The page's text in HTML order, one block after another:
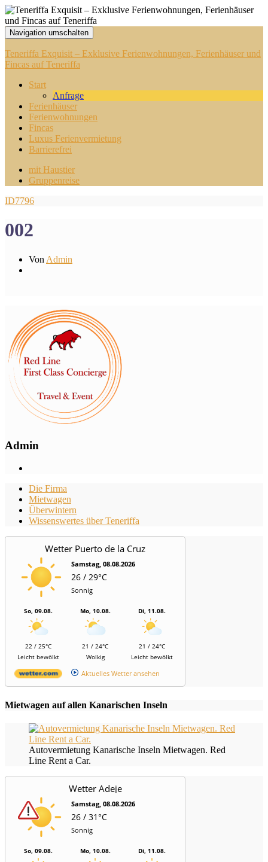
Navigation umschalten
Teneriffa Exquisit – Exklusive Ferienwohnungen, Ferienhäuser und
Fincas auf Teneriffa
Start
Anfrage
Ferienhäuser
Ferienwohnungen
Fincas
Luxus Ferienvermietung
Barrierefrei
mit Haustier
Gruppenreise
ID7796
002
Von Admin
Admin
Die Firma
Mietwagen
Überwintern
Wissenswertes über Teneriffa
Wetter Puerto de la Cruz
Samstag, 08.08.2026
26 / 29°C
Sonnig
So, 09.08.
22 / 25°C
Leicht bewölkt
Mo, 10.08.
21 / 24°C
Wolkig
Di, 11.08.
21 / 24°C
Leicht bewölkt
Aktuelles Wetter ansehen
Mietwagen auf allen Kanarischen Inseln
Autovermietung Kanarische Inseln Mietwagen. Red
Line Rent a Car.
Wetter Adeje
Samstag, 08.08.2026
26 / 31°C
Sonnig
So, 09.08. Mo, 10.08. Di, 11.08.